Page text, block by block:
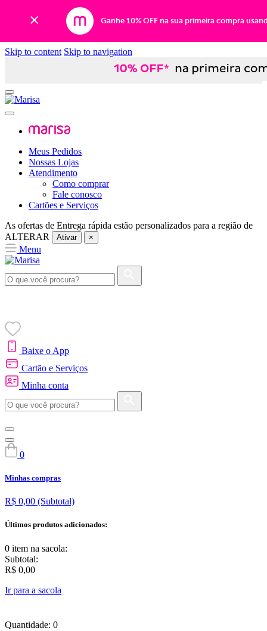
Ganhe 10% OFF na sua primeira compra
Skip to content Skip to navigation
Meus Pedidos
Nossas Lojas
Atendimento
Como comprar
Fale conosco
Cartões e Serviços
As ofertas de Entrega rápida estão personalizados para a região de
ALTERAR
Ativar ×
Menu
Baixe o App
Cartão e Serviços
Minha conta
0
Minhas compras
R$ 0,00 (Subtotal)
Últimos produtos adicionados:
0 item na sacola:
Subtotal:
R$ 0,00
Ir para a sacola
Quantidade: 0